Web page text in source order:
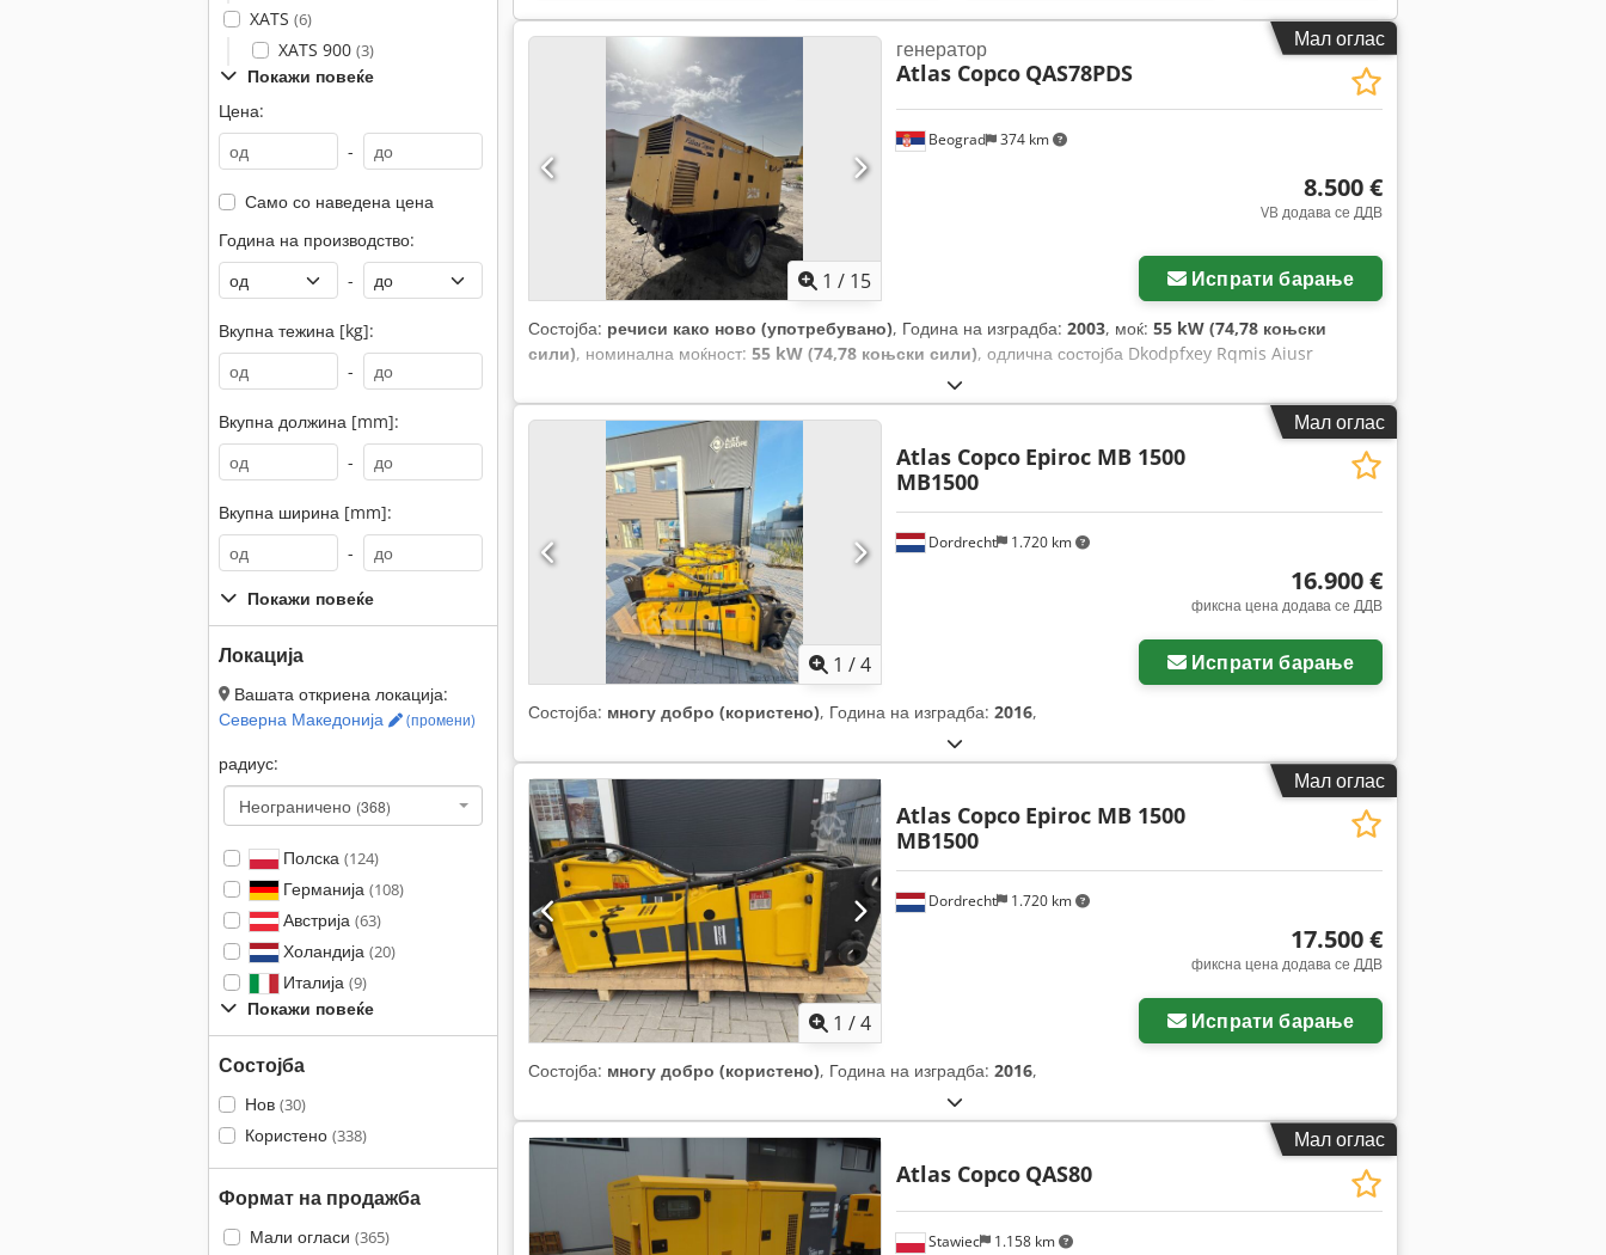
XATS (6)
XATS 900 (3)
Покажи повеќе
Цена:
-
Само со наведена цена
Година на производство:
-
Вкупна тежина [kg]:
-
Вкупна должина [mm]:
-
Вкупна ширина [mm]:
-
Покажи повеќе
Локација
Вашата откриена локација:
Северна Македонија
(промени)
радиус:
Неограничено (368)
Полска (124)
Германија (108)
Австрија (63)
Холандија (20)
Италија (9)
Покажи повеќе
Состојба
Нов (30)
Користено (338)
Формат на продажба
Мали огласи (365)
Мал оглас
1 / 15
Beograd 374 km
генератор
Atlas Copco QAS78PDS
8.500 €
VB додава се ДДВ
Испрати барање
Состојба: речиси како ново (употребувано), Година на изградба: 2003, моќ: 55 kW (74,78 коњски
сили), номинална моќност: 55 kW (74,78 коњски сили), одлична состојба Dkodpfxey Rqmis Aiusr
Мал оглас
1 /4
Dordrecht 1.720 km
Atlas Copco Epiroc MB 1500
MB1500
16.900 €
фиксна цена додава се ДДВ
Испрати барање
Состојба: многу добро (користено), Година на изградба: 2016,
Мал оглас
1 /4
Dordrecht 1.720 km
Atlas Copco Epiroc MB 1500
MB1500
17.500 €
фиксна цена додава се ДДВ
Испрати барање
Состојба: многу добро (користено), Година на изградба: 2016,
Мал оглас
Stawiec 1.158 km
Atlas Copco QAS80